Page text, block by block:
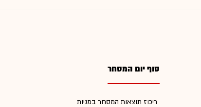
סוף יום המסחר
ריכוז תוצאות המסחר במניות